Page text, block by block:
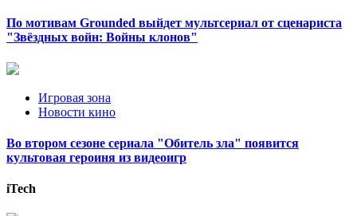
По мотивам Grounded выйдет мультсериал от сценариста
"Звёздных войн: Войны клонов"
Игровая зона
Новости кино
Во втором сезоне сериала "Обитель зла" появится
культовая героиня из видеоигр
iTech